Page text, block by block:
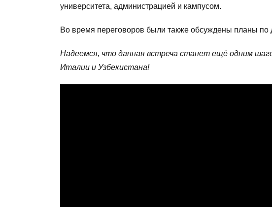
университета, администрацией и кампусом.
Во время переговоров были также обсуждены планы по
Надеемся, что данная встреча станет ещё одним
Италии и Узбекистана!